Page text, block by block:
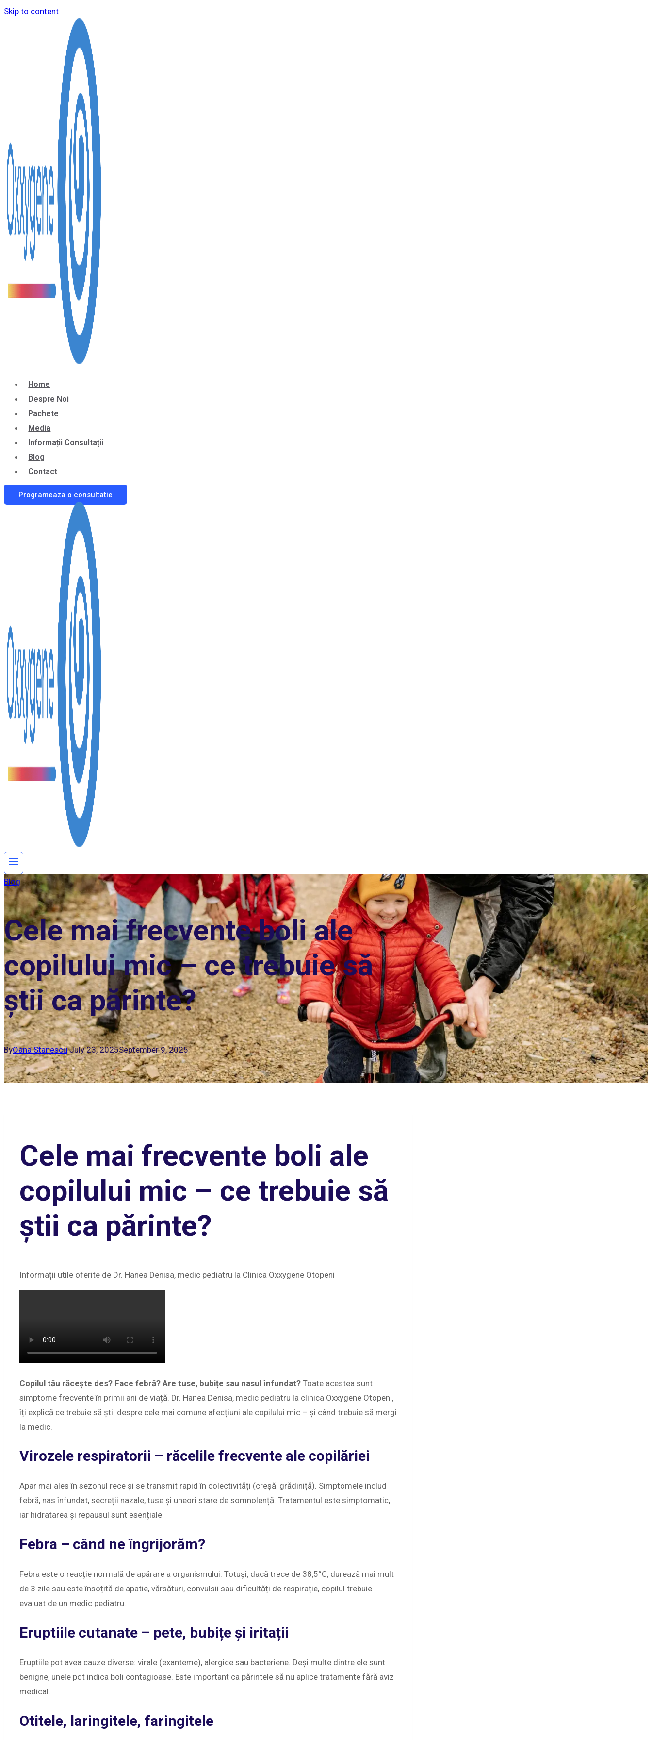
Skip to content
Home
Despre Noi
Pachete
Media
Informații Consultații
Blog
Contact
Programeaza o consultatie
Blog
Cele mai frecvente boli ale
copilului mic – ce trebuie să
știi ca părinte?
ByOana Stanescu July 23, 2025September 9, 2025
Cele mai frecvente boli ale
copilului mic – ce trebuie să
știi ca părinte?
Informații utile oferite de Dr. Hanea Denisa, medic pediatru la Clinica Oxxygene Otopeni
Copilul tău răcește des? Face febră? Are tuse, bubițe sau nasul înfundat? Toate acestea sunt
simptome frecvente în primii ani de viață. Dr. Hanea Denisa, medic pediatru la clinica Oxxygene Otopeni,
îți explică ce trebuie să știi despre cele mai comune afecțiuni ale copilului mic – și când trebuie să mergi
la medic.
Virozele respiratorii – răcelile frecvente ale copilăriei
Apar mai ales în sezonul rece și se transmit rapid în colectivități (creșă, grădiniță). Simptomele includ
febră, nas înfundat, secreții nazale, tuse și uneori stare de somnolență. Tratamentul este simptomatic,
iar hidratarea și repausul sunt esențiale.
Febra – când ne îngrijorăm?
Febra este o reacție normală de apărare a organismului. Totuși, dacă trece de 38,5°C, durează mai mult
de 3 zile sau este însoțită de apatie, vărsături, convulsii sau dificultăți de respirație, copilul trebuie
evaluat de un medic pediatru.
Eruptiile cutanate – pete, bubițe și iritații
Eruptiile pot avea cauze diverse: virale (exanteme), alergice sau bacteriene. Deși multe dintre ele sunt
benigne, unele pot indica boli contagioase. Este important ca părintele să nu aplice tratamente fără aviz
medical.
Otitele, laringitele, faringitele